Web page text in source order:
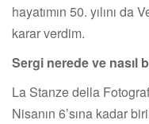
hayatımın 50. yılını
karar verdim.
Sergi nerede ve nasıl
La Stanze della
Nisanın 6’sına kadar